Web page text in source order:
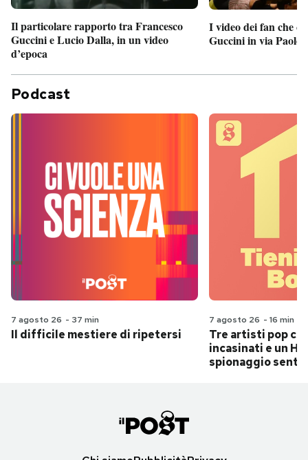
Il particolare rapporto tra Francesco
Guccini e Lucio Dalla, in un video
d’epoca
I video dei fan che
Guccini in via Paolo
Podcast
7 agosto 26 - 37 min
Il difficile mestiere di ripetersi
7 agosto 26 - 16 min
Tre artisti pop
incasinati e un
spionaggio